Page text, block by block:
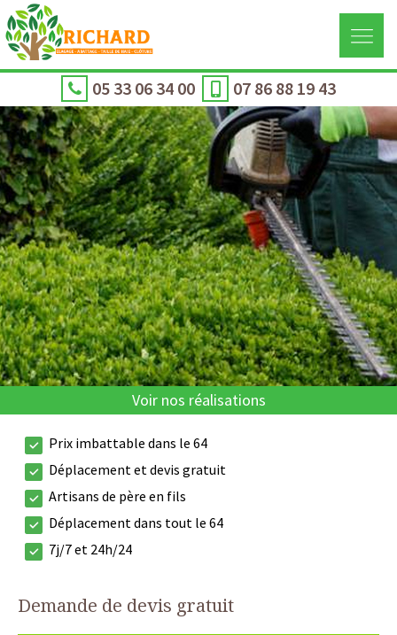
05 33 06 34 00 07 86 88 19 43
Voir nos réalisations
Prix imbattable dans le 64
Déplacement et devis gratuit
Artisans de père en fils
Déplacement dans tout le 64
7j/7 et 24h/24
Demande de devis gratuit